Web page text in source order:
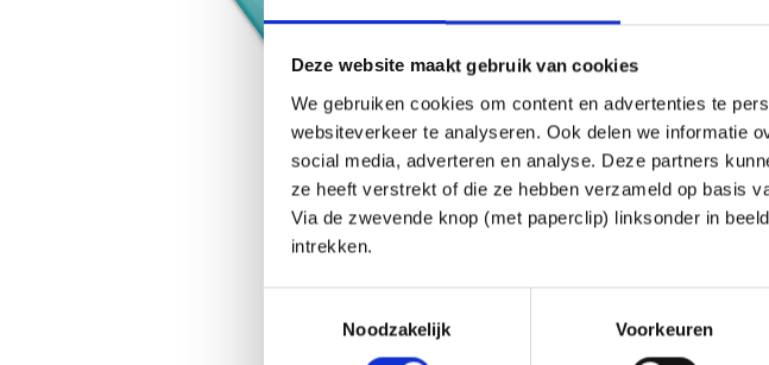
Deze website maakt gebruik van cookies
We gebruiken cookies om content en advertenties te
websiteverkeer te analyseren. Ook delen we informatie
social media, adverteren en analyse. Deze partners
ze heeft verstrekt of die ze hebben verzameld op basis
Via de zwevende knop (met paperclip) linksonder in
intrekken.
Noodzakelijk
Voorkeuren